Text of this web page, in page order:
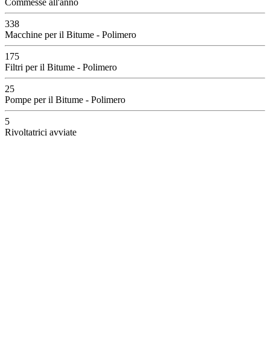
338
Macchine per il Bitume - Polimero
175
Filtri per il Bitume - Polimero
25
Pompe per il Bitume - Polimero
5
Rivoltatrici avviate